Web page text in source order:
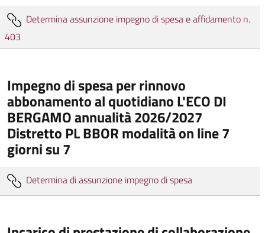
Determina assunzione impegno di spesa e affidamento n.
403
Impegno di spesa per rinnovo
abbonamento al quotidiano L'ECO DI
BERGAMO annualità 2026/2027
Distretto PL BBOR modalità on line 7
giorni su 7
Determina di assunzione impegno di spesa